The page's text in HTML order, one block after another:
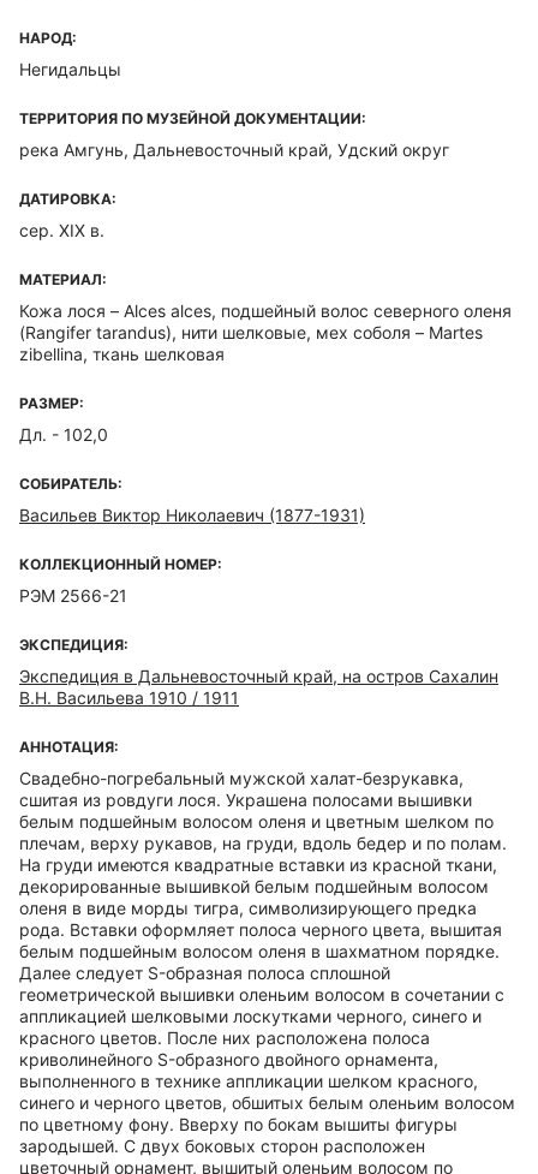
НАРОД:
Негидальцы
ТЕРРИТОРИЯ ПО МУЗЕЙНОЙ ДОКУМЕНТАЦИИ:
река Амгунь, Дальневосточный край, Удский округ
ДАТИРОВКА:
сер. XIX в.
МАТЕРИАЛ:
Кожа лося – Alces alces, подшейный волос северного оленя
(Rangifer tarandus), нити шелковые, мех соболя – Martes
zibellina, ткань шелковая
РАЗМЕР:
Дл. - 102,0
СОБИРАТЕЛЬ:
Васильев Виктор Николаевич (1877-1931)
КОЛЛЕКЦИОННЫЙ НОМЕР:
РЭМ 2566-21
ЭКСПЕДИЦИЯ:
Экспедиция в Дальневосточный край, на остров Сахалин
В.Н. Васильева 1910 / 1911
АННОТАЦИЯ:
Свадебно-погребальный мужской халат-безрукавка,
сшитая из ровдуги лося. Украшена полосами вышивки
белым подшейным волосом оленя и цветным шелком по
плечам, верху рукавов, на груди, вдоль бедер и по полам.
На груди имеются квадратные вставки из красной ткани,
декорированные вышивкой белым подшейным волосом
оленя в виде морды тигра, символизирующего предка
рода. Вставки оформляет полоса черного цвета, вышитая
белым подшейным волосом оленя в шахматном порядке.
Далее следует S-образная полоса сплошной
геометрической вышивки оленьим волосом в сочетании с
аппликацией шелковыми лоскутками черного, синего и
красного цветов. После них расположена полоса
криволинейного S-образного двойного орнамента,
выполненного в технике аппликации шелком красного,
синего и черного цветов, обшитых белым оленьим волосом
по цветному фону. Вверху по бокам вышиты фигуры
зародышей. С двух боковых сторон расположен
цветочный орнамент, вышитый оленьим волосом по